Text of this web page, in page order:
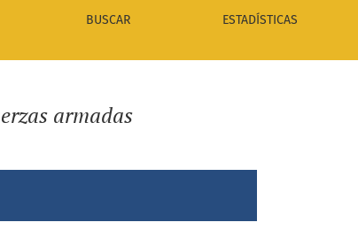
BUSCAR ESTADÍSTICAS
armadas